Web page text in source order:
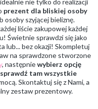
nie tylko do realizacji
prezent dla bliskiej osoby
osoby szyjącej bieliznę.
liście zakupowej każdej
Świetnie sprawdzi się jako
lub... bez okazji! Skompletuj
na sprawdzone stworzone
, następniewybierz opcję
tam wszystkie
Skontaktuj się z Nami, a
zestaw prezentowy.